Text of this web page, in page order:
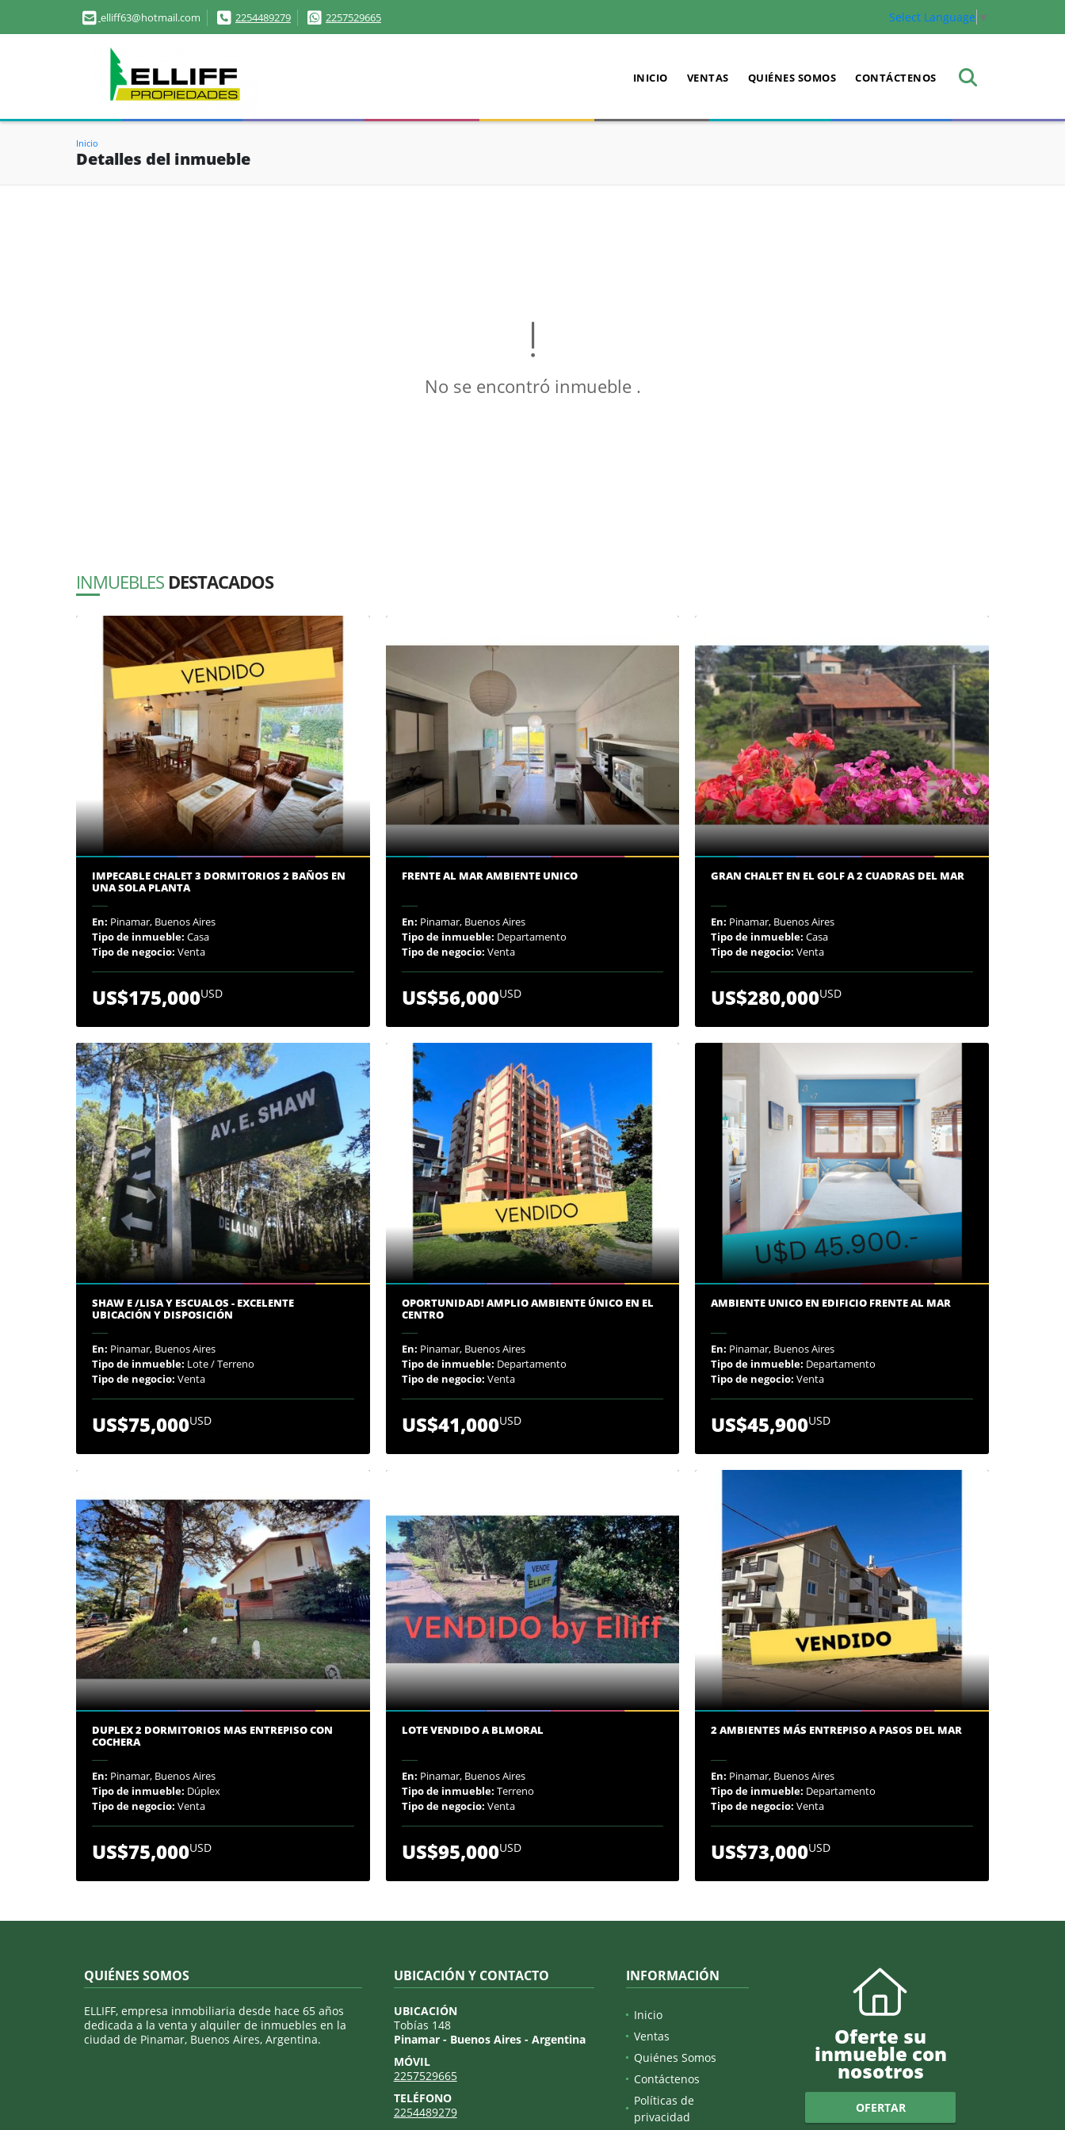
elliff63@hotmail.com 2254489279 2257529665 Select Language ▼
INICIO VENTAS QUIÉNES SOMOS CONTÁCTENOS
Inicio
Detalles del inmueble
No se encontró inmueble .
INMUEBLES DESTACADOS
IMPECABLE CHALET 3 DORMITORIOS 2 BAÑOS EN
UNA SOLA PLANTA
En: Pinamar, Buenos Aires
Tipo de inmueble: Casa
Tipo de negocio: Venta
US$175,000USD
FRENTE AL MAR AMBIENTE UNICO
En: Pinamar, Buenos Aires
Tipo de inmueble: Departamento
Tipo de negocio: Venta
US$56,000USD
GRAN CHALET EN EL GOLF A 2 CUADRAS DEL MAR
En: Pinamar, Buenos Aires
Tipo de inmueble: Casa
Tipo de negocio: Venta
US$280,000USD
SHAW E /LISA Y ESCUALOS - EXCELENTE
UBICACIÓN Y DISPOSICIÓN
En: Pinamar, Buenos Aires
Tipo de inmueble: Lote / Terreno
Tipo de negocio: Venta
US$75,000USD
OPORTUNIDAD! AMPLIO AMBIENTE ÚNICO EN EL
CENTRO
En: Pinamar, Buenos Aires
Tipo de inmueble: Departamento
Tipo de negocio: Venta
US$41,000USD
AMBIENTE UNICO EN EDIFICIO FRENTE AL MAR
En: Pinamar, Buenos Aires
Tipo de inmueble: Departamento
Tipo de negocio: Venta
US$45,900USD
DUPLEX 2 DORMITORIOS MAS ENTREPISO CON
COCHERA
En: Pinamar, Buenos Aires
Tipo de inmueble: Dúplex
Tipo de negocio: Venta
US$75,000USD
LOTE VENDIDO A BLMORAL
En: Pinamar, Buenos Aires
Tipo de inmueble: Terreno
Tipo de negocio: Venta
US$95,000USD
2 AMBIENTES MÁS ENTREPISO A PASOS DEL MAR
En: Pinamar, Buenos Aires
Tipo de inmueble: Departamento
Tipo de negocio: Venta
US$73,000USD
QUIÉNES SOMOS
ELLIFF, empresa inmobiliaria desde hace 65 años
dedicada a la venta y alquiler de inmuebles en la
ciudad de Pinamar, Buenos Aires, Argentina.
UBICACIÓN Y CONTACTO
UBICACIÓN
Tobías 148
Pinamar - Buenos Aires - Argentina
MÓVIL
2257529665
TELÉFONO
2254489279
INFORMACIÓN
Inicio
Ventas
Quiénes Somos
Contáctenos
Políticas de
privacidad
Oferte su
inmueble con
nosotros
OFERTAR